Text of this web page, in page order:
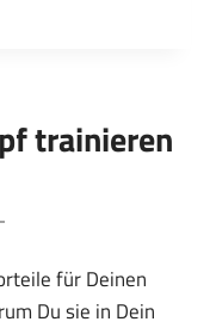
trainieren
für Deinen
Du sie in Dein